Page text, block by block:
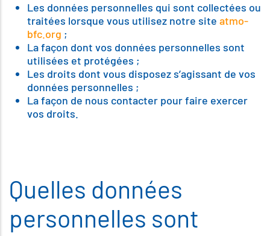
Les données personnelles qui sont collectées ou
traitées lorsque vous utilisez notre site atmo-
bfc.org ;
La façon dont vos données personnelles sont
utilisées et protégées ;
Les droits dont vous disposez s’agissant de vos
données personnelles ;
La façon de nous contacter pour faire exercer
vos droits.
Quelles données
personnelles sont